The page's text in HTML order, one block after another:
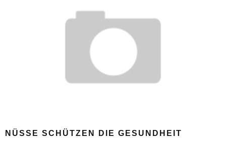
NÜSSE SCHÜTZEN DIE GESUNDHEIT